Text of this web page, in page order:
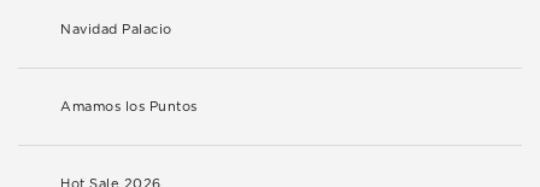
Navidad Palacio
Amamos los Puntos
Hot Sale 2026